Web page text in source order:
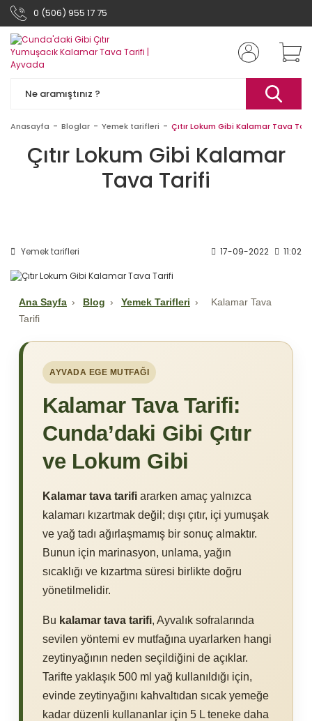
0 (506) 955 17 75
Anasayfa Bloglar Yemek tarifleri Çıtır Lokum Gibi Kalamar Tava
Çıtır Lokum Gibi Kalamar
Tava Tarifi
Yemek tarifleri 17-09-2022 11:02
Ana Sayfa › Blog › Yemek Tarifleri ›
Kalamar Tava
Tarifi
AYVADA EGE MUTFAĞI
Kalamar Tava Tarifi:
Cunda’daki Gibi Çıtır
ve Lokum Gibi
Kalamar tava tarifi ararken amaç yalnızca
kalamarı kızartmak değil; dışı çıtır, içi yumuşak
ve yağ tadı ağırlaşmamış bir sonuç almaktır.
Bunun için marinasyon, unlama, yağın
sıcaklığı ve kızartma süresi birlikte doğru
yönetilmelidir.
Bu kalamar tava tarifi, Ayvalık sofralarında
sevilen yöntemi ev mutfağına uyarlarken hangi
zeytinyağının neden seçildiğini de açıklar.
Tarifte yaklaşık 500 ml yağ kullanıldığı için,
evinde zeytinyağını kahvaltıdan sıcak yemeğe
kadar düzenli kullananlar için 5 L teneke daha